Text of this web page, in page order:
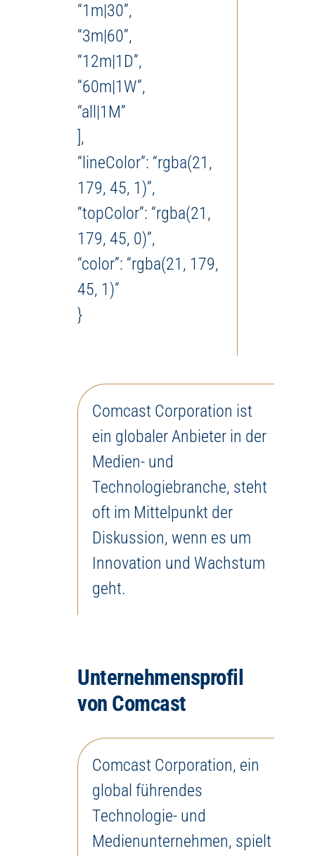
“1m|30”,
“3m|60”,
“12m|1D”,
“60m|1W”,
“all|1M”
],
“lineColor”: “rgba(21,
179, 45, 1)”,
“topColor”: “rgba(21,
179, 45, 0)”,
“color”: “rgba(21, 179,
45, 1)”
}
Comcast Corporation ist
ein globaler Anbieter in der
Medien- und
Technologiebranche, steht
oft im Mittelpunkt der
Diskussion, wenn es um
Innovation und Wachstum
geht.
Unternehmensprofil
von Comcast
Comcast Corporation, ein
global führendes
Technologie- und
Medienunternehmen, spielt